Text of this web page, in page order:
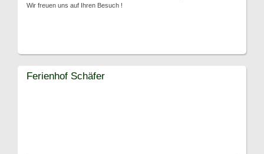
Wir freuen uns auf Ihren Besuch !
Ferienhof Schäfer